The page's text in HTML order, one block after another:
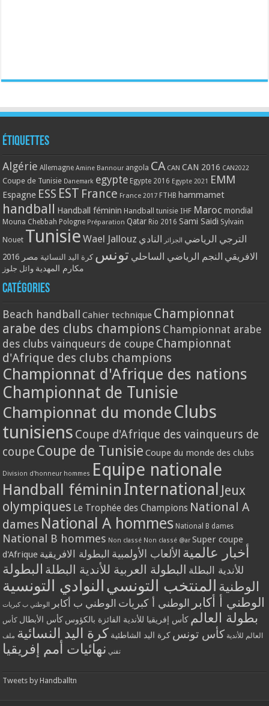
Étiquettes
Algérie Allemagne Amine Bannour angola CA CAN CAN 2016 CAN2022
Coupe de Tunisie Danemark egypte Egypte 2016 Egypte 2021 EMM
Espagne ESS EST France France 2017 FTHB hammamet
handball Handball féminin Handball tunisie IHF Maroc mondial
Mouna Chebbah Pologne Préparation Qatar Rio 2016 Sami Saidi Sylvain
Nouet Tunisie Wael Jallouz الترجي الرياضي الجزائر النادي
الافريقي النجم الرياضي الساحلي تونس كرة اليد النسائية مصر 2016
مكارم المهدية وائل جلوز
Catégories
Beach handball Cahier technique Championnat
arabe des clubs champions Championnat arabe
des clubs vainqueurs de coupe Championnat
d'Afrique des clubs champions
Championnat d'Afrique des nations
Championnat de Tunisie
Championnat du monde Clubs
tunisiens Coupe d'Afrique des vainqueurs de
coupe Coupe de Tunisie Coupe du monde des clubs
Division d'honneur hommes Equipe nationale
Handball féminin International Jeux
olympiques Le Trophée des Champions National A
dames National A hommes National B dames
National B hommes Non classé Non classé @ar Super coupe
d'Afrique
أخبار عالمية الألعاب الأولمبية البطولة الافريقية
للأندية البطلة البطولة العربية للأندية البطلة البطولة
الوطنية المنتخب التونسي النوادي التونسية
الوطني أ أكابر الوطني أ كبريات الوطني ب أكابر الوطني ب كبريات
بطولة العالم كأس إفريقيا للأندية الفائزة بالكؤوس كأس الأبطال كأس
العالم للأندية كأس تونس كرة اليد الشاطئية كرة اليد النسائية ملف
تقني نهائيات أمم إفريقيا
Tweets by Handballtn